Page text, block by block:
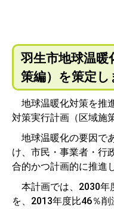
羽生市地球温暖
策編）を策定し
地球温暖化対策を推
対策実行計画（区域施
地球温暖化の要因で
け、市民・事業者・行
合的かつ計画的に推進
本計画では、2030年
を、2013年度比46％